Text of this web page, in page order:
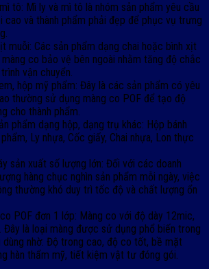
tô: Mì ly và mì tô là nhóm sản phẩm yêu cầu
cao và thành phẩm phải đẹp để phục vụ trưng
muỗi: Các sản phẩm dạng chai hoặc bình xịt
co bảo vệ bên ngoài nhằm tăng độ chắc
vận chuyển.
hộp mỹ phẩm: Đây là các sản phẩm có yêu
thường sử dụng màng co POF để tạo độ
cho thành phẩm.
phẩm dạng hộp, dạng trụ khác: Hộp bánh
Ly nhựa, Cốc giấy, Chai nhựa, Lon thực
sản xuất số lượng lớn: Đối với các doanh
hàng chục nghìn sản phẩm mỗi ngày, việc
thường khó duy trì tốc độ và chất lượng ổn
POF đơn 1 lớp: Màng co với độ dày 12mic,
Đây là loại màng được sử dụng phổ biến trong
dùng nhờ: Độ trong cao, độ co tốt, bề mặt
hàn thẩm mỹ, tiết kiệm vật tư đóng gói.